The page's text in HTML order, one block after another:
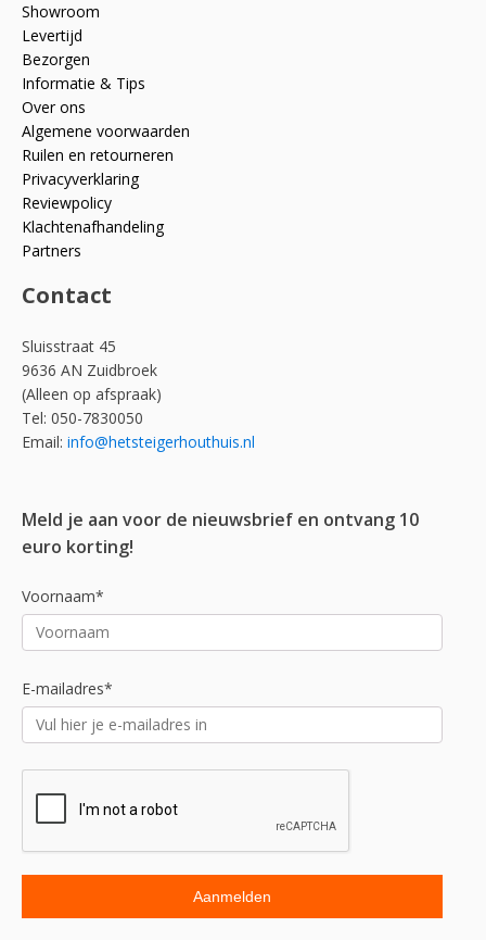
Showroom
Levertijd
Bezorgen
Informatie & Tips
Over ons
Algemene voorwaarden
Ruilen en retourneren
Privacyverklaring
Reviewpolicy
Klachtenafhandeling
Partners
Contact
Sluisstraat 45
9636 AN Zuidbroek
(Alleen op afspraak)
Tel: 050-7830050
Email: info@hetsteigerhouthuis.nl
Meld je aan voor de nieuwsbrief en ontvang 10
euro korting!
Voornaam*
E-mailadres*